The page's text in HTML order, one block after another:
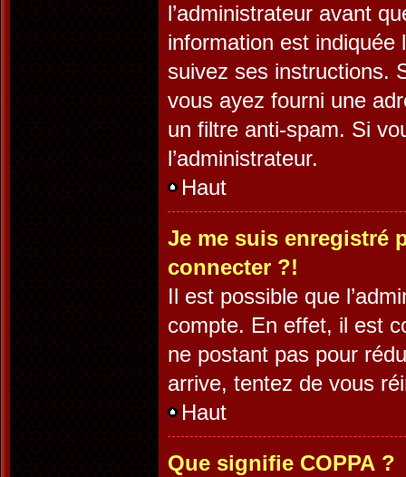
l’administrateur avant
information est indiquée
suivez ses instructions.
vous ayez fourni une
un filtre anti-spam. Si
l’administrateur.
Haut
Je me suis enregistré
connecter ?!
Il est possible que
compte. En effet, il est
ne postant pas pour
arrive, tentez de vous
Haut
Que signifie COPPA ?